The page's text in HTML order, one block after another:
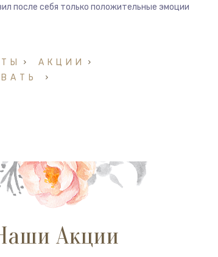
после себя только положительные эмоции
АКЦИИ
Акции